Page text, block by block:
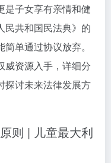
是子女享有亲情和健
民共和国民法典》的
单通过协议放弃。
威资源入手，详细分
探讨未来法律发展方
则 | 儿童最大利